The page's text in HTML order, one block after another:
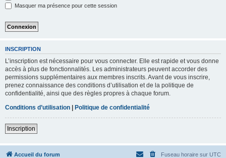
Masquer ma présence pour cette session
INSCRIPTION
L’inscription est nécessaire pour vous connecter. Elle est rapide et vous donne
accès à plus de fonctionnalités. Les administrateurs peuvent accorder des
permissions supplémentaires aux membres inscrits. Avant de vous inscrire,
prenez connaissance des conditions d’utilisation et de la politique de
confidentialité, ainsi que des règles propres à chaque forum.
Conditions d’utilisation | Politique de confidentialité
Inscription
Accueil du forum Fuseau horaire sur UTC